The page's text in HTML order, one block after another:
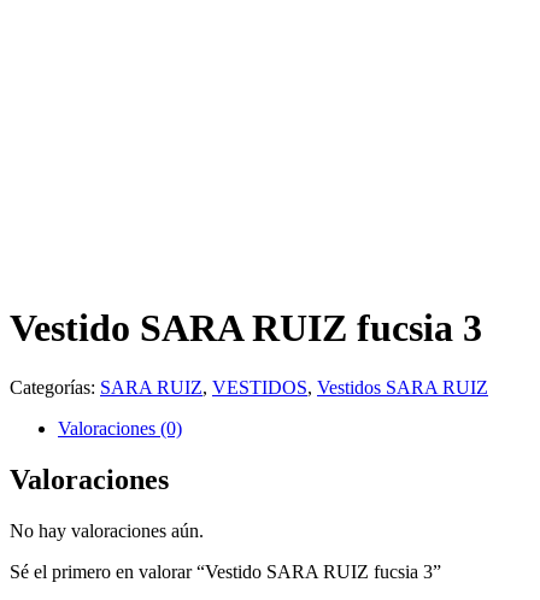
Vestido SARA RUIZ fucsia 3
Categorías: SARA RUIZ, VESTIDOS, Vestidos SARA RUIZ
Valoraciones (0)
Valoraciones
No hay valoraciones aún.
Sé el primero en valorar “Vestido SARA RUIZ fucsia 3”